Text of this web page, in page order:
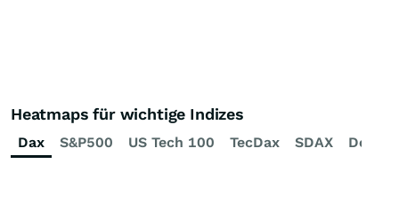
Heatmaps für wichtige Indizes
Dax S&P500 US Tech 100 TecDax SDAX Dow